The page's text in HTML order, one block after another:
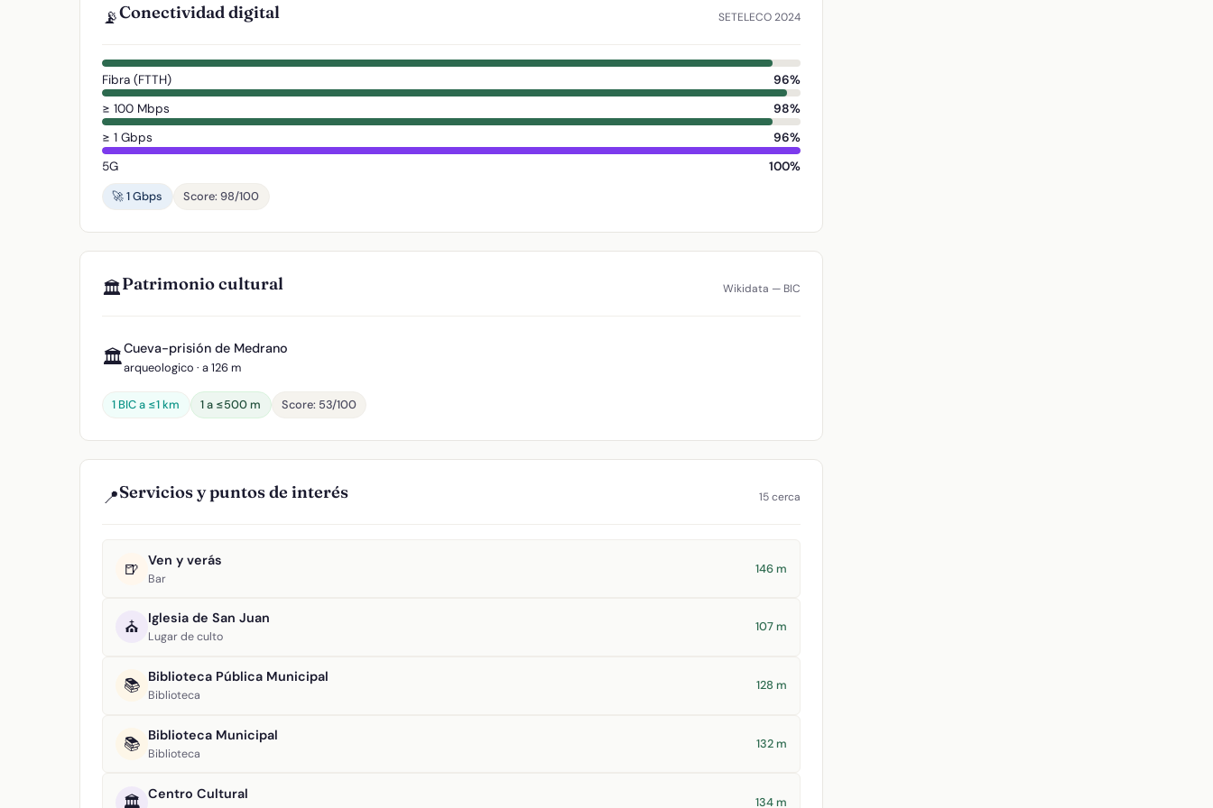
📡Conectividad digital SETELECO 2024
Fibra (FTTH)
96%
≥ 100 Mbps
98%
≥ 1 Gbps
96%
5G
100%
🚀 1 Gbps
Score: 98/100
🏛️Patrimonio cultural Wikidata — BIC
🏛️Cueva-prisión de Medrano
arqueologico · a 126 m
1 BIC a ≤1 km 1 a ≤500 m Score: 53/100
📍Servicios y puntos de interés 15 cerca
🍺 Ven y verás
Bar
146 m
⛪ Iglesia de San Juan
Lugar de culto
107 m
📚 Biblioteca Pública Municipal
Biblioteca
128 m
📚 Biblioteca Municipal
Biblioteca
132 m
🏛️ Centro Cultural
134 m